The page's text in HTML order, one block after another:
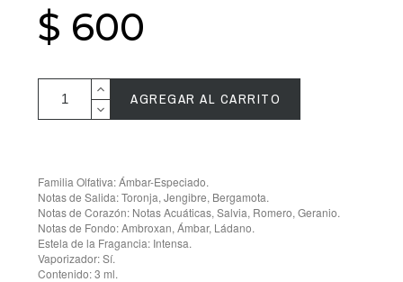
$ 600
AGREGAR AL CARRITO
Familia Olfativa: Ámbar-Especiado.
Notas de Salida: Toronja, Jengibre, Bergamota.
Notas de Corazón: Notas Acuáticas, Salvia, Romero, Geranio.
Notas de Fondo: Ambroxan, Ámbar, Ládano.
Estela de la Fragancia: Intensa.
Vaporizador: Sí.
Contenido: 3 ml.